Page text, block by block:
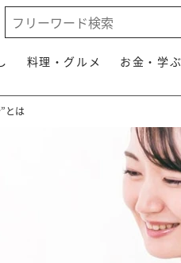
料理・グルメ お金・学ぶ
とは